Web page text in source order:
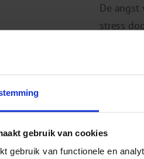
gebruik van cookies
gebruik van functionele en
De
stress
ook
Wel gaf
dingen